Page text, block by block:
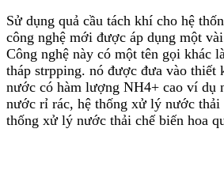
Sử dụng quả cầu tách khí cho hệ
công nghệ mới được áp dụng một
Công nghệ này có một tên gọi khác
tháp strpping. nó được đưa vào thiết
nước có hàm lượng NH4+ cao ví dụ
nước rỉ rác, hệ thống xử lý nước thải
thống xử lý nước thải chế biến hoa